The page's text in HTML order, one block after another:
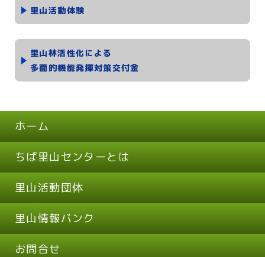
里山活動体験
里山林活性化による
多面的機能発揮対策交付金
ホーム
ちば里山センターとは
里山活動団体
里山情報バンク
お問合せ